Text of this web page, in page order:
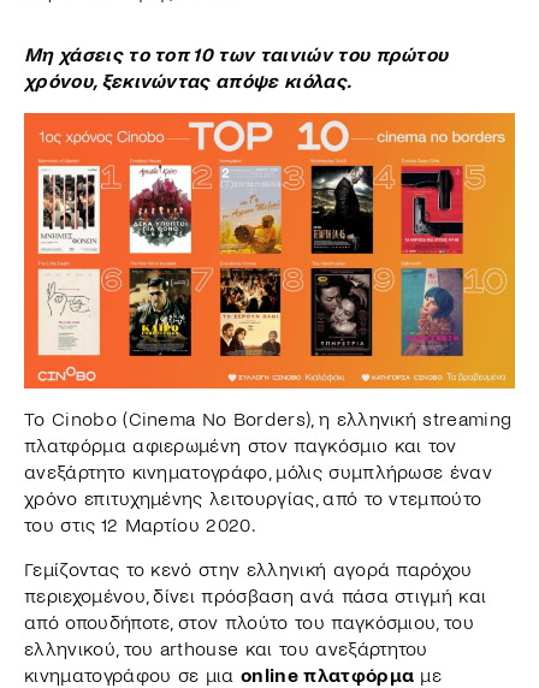
Μη χάσεις το τοπ 10 των ταινιών του πρώτου
χρόνου, ξεκινώντας απόψε κιόλας.
Το Cinobo (Cinema No Borders), η ελληνική streaming
πλατφόρμα αφιερωμένη στον παγκόσμιο και τον
ανεξάρτητο κινηματογράφο, μόλις συμπλήρωσε έναν
χρόνο επιτυχημένης λειτουργίας, από το ντεμπούτο
του στις 12 Μαρτίου 2020.
Γεμίζοντας το κενό στην ελληνική αγορά παρόχου
περιεχομένου, δίνει πρόσβαση ανά πάσα στιγμή και
από οπουδήποτε, στον πλούτο του παγκόσμιου, του
ελληνικού, του arthouse και του ανεξάρτητου
κινηματογράφου σε μιαonline πλατφόρμα με